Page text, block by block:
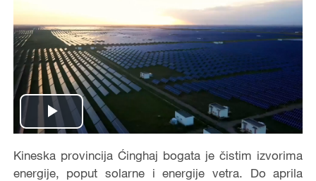
Play
Video
Kineska provincija Ćinghaj bogata je čistim izvorima
energije, poput solarne i energije vetra. Do aprila